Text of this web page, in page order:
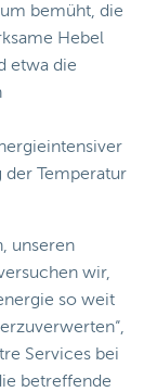
bemüht, die
Hebel
etwa die
Temperatur
unseren
wir,
so weit
Services bei
betreffende